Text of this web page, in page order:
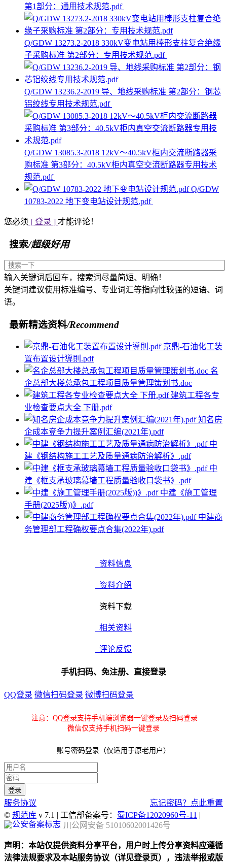
第1部分：通用技术规范.pdf
Q/GDW 13273.2-2018 330kV变电站用棒形支柱复合绝缘
子采购标准 第2部分：专用技术规范.pdf
Q/GDW 13236.2-2019 导、地线采购标准 第2部分：钢芯
铝绞线专用技术规范.pdf
Q/GDW 13085.3-2018 12kV～40.5kV柜内交流断路器采
购标准 第3部分：40.5kV柜内真空交流断路器专用技术
规范.pdf
Q/GDW
10783-2022 地下变电站设计规范.pdf
您必须 [ 登录 ] 才能评论！
搜索/超级好用
输入关键词后回车，搜索词尽量简短、明确！
关键词建议使用标准编号、专业词汇等指向性较强的短语、词
语。
最新精选资料/Recommend
京鼎-石油化工装
置布置设计導則.pdf
名
企总部大楼总承包工程项目质量管理策划书.doc
建筑工程各专
业检查要点大全 下册.pdf
知名房
企成本竞争力提升案例汇编(2021年).pdf
中
建《钢结构施工工艺及质量通病防治解析》.pdf
中
建《框支承玻璃幕墙工程质量验收口袋书》.pdf
中建《施工管理
手册(2025版))》.pdf
中建商
务管理部工程确权要点合集(2022年).pdf
资料信息
资料介绍
资料下载
相关资料
评论反馈
手机扫码、免注册、直接登录
QQ登录 微信扫码登录 微博扫码登录
注意：QQ登录支持手机端浏览器一键登录及扫码登录
微信仅支持手机扫码一键登录
账号密码登录（仅适用于原老用户）
服务协议
忘记密码？点此重置
© 规范库 v 7.1 | 工信部备案号： 蜀ICP备12020960号-11 |
川公网安备 51010602001426号
声明：本站仅提供资料分享平台，用户时上传分享资料应遵循
法律法规要求及本站服务协议（详见登录页），违法举报或版